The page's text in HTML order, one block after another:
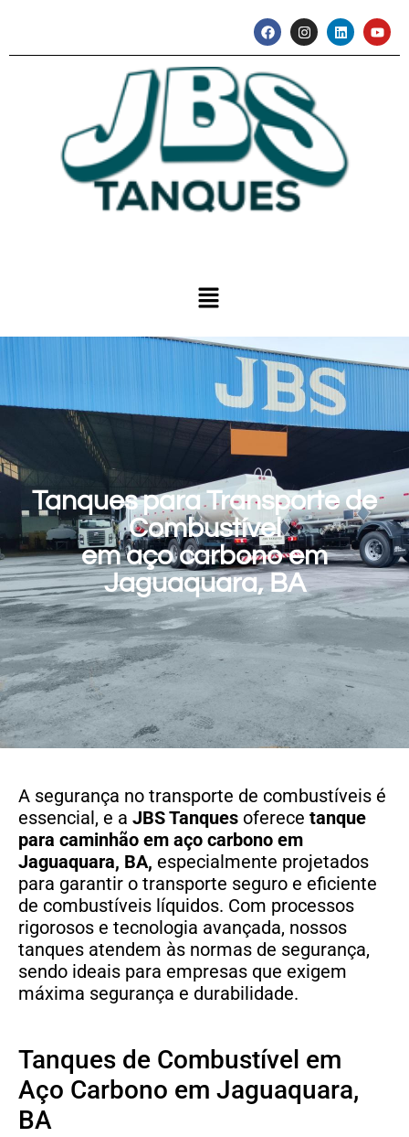
Tanques para Transporte de
Combustível
em aço carbono em
Jaguaquara, BA
A segurança no transporte de combustíveis é
essencial, e a JBS Tanques oferece tanque
para caminhão em aço carbono em
Jaguaquara, BA, especialmente projetados
para garantir o transporte seguro e eficiente
de combustíveis líquidos. Com processos
rigorosos e tecnologia avançada, nossos
tanques atendem às normas de segurança,
sendo ideais para empresas que exigem
máxima segurança e durabilidade.
Tanques de Combustível em
Aço Carbono em Jaguaquara,
BA